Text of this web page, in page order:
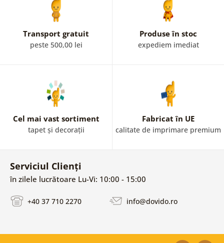
Transport gratuit
peste 500,00 lei
Produse în stoc
expediem imediat
Cel mai vast sortiment
tapet și decorații
Fabricat în UE
calitate de imprimare premium
Serviciul Clienți
în zilele lucrătoare Lu-Vi: 10:00 - 15:00
+40 37 710 2270 info@dovido.ro